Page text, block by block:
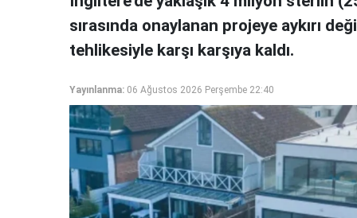
sırasında onaylanan projeye aykırı
tehlikesiyle karşı karşıya kaldı.
Yayınlanma: 06 Ağustos 2026 Perşembe 22:40